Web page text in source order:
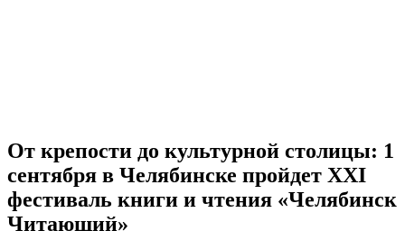
От крепости до культурной столицы: 1
сентября в Челябинске пройдет XXI
фестиваль книги и чтения «Челябинск
Читающий»